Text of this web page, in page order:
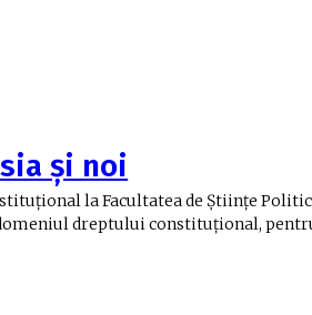
și noi
la Facultatea de Ştiinţe
dreptului constituţional,